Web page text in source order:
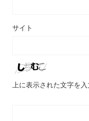
サイト
上に表示された文字を入